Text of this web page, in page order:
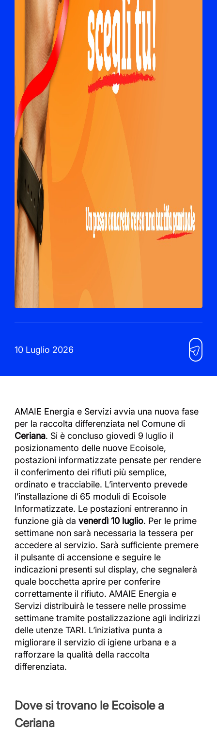
10 Luglio 2026
AMAIE Energia e Servizi avvia una nuova fase
per la raccolta differenziata nel Comune di
Ceriana. Si è concluso giovedì 9 luglio il
posizionamento delle nuove Ecoisole,
postazioni informatizzate pensate per rendere
il conferimento dei rifiuti più semplice,
ordinato e tracciabile. L’intervento prevede
l’installazione di 65 moduli di Ecoisole
Informatizzate. Le postazioni entreranno in
funzione già da venerdì 10 luglio. Per le prime
settimane non sarà necessaria la tessera per
accedere al servizio. Sarà sufficiente premere
il pulsante di accensione e seguire le
indicazioni presenti sul display, che segnalerà
quale bocchetta aprire per conferire
correttamente il rifiuto. AMAIE Energia e
Servizi distribuirà le tessere nelle prossime
settimane tramite postalizzazione agli indirizzi
delle utenze TARI. L’iniziativa punta a
migliorare il servizio di igiene urbana e a
rafforzare la qualità della raccolta
differenziata.
Dove si trovano le Ecoisole a
Ceriana